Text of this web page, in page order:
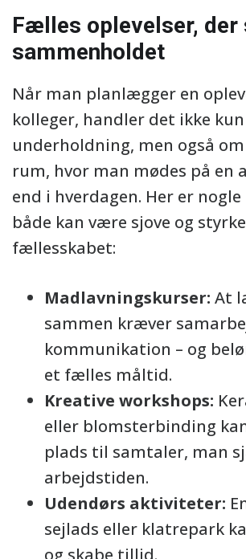
Fælles oplevelser, der
sammenholdet
Når man planlægger en
kolleger, handler det ikke
underholdning, men også
rum, hvor man mødes på en
end i hverdagen. Her er
både kan være sjove og
fællesskabet:
Madlavningskurser: At
sammen kræver
kommunikation – og
et fælles måltid.
Kreative workshops:
eller blomsterbinding
plads til samtaler, man
arbejdstiden.
Udendørs aktiviteter:
sejlads eller klatrepark
og skabe tillid.